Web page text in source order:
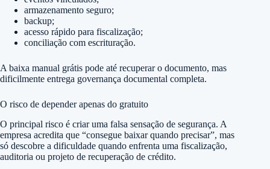
armazenamento seguro;
backup;
acesso rápido para fiscalização;
conciliação com escrituração.
A baixa manual grátis pode até recuperar o documento, mas
dificilmente entrega governança documental completa.
O risco de depender apenas do gratuito
O principal risco é criar uma falsa sensação de segurança. A
empresa acredita que “consegue baixar quando precisar”, mas
só descobre a dificuldade quando enfrenta uma fiscalização,
auditoria ou projeto de recuperação de crédito.